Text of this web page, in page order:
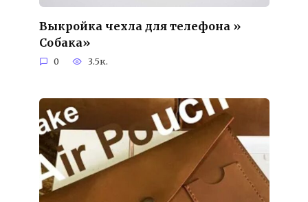
Выкройка чехла для телефона »
Собака»
0 3.5к.